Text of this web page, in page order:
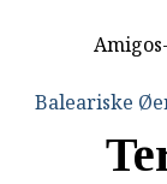
Baleariske